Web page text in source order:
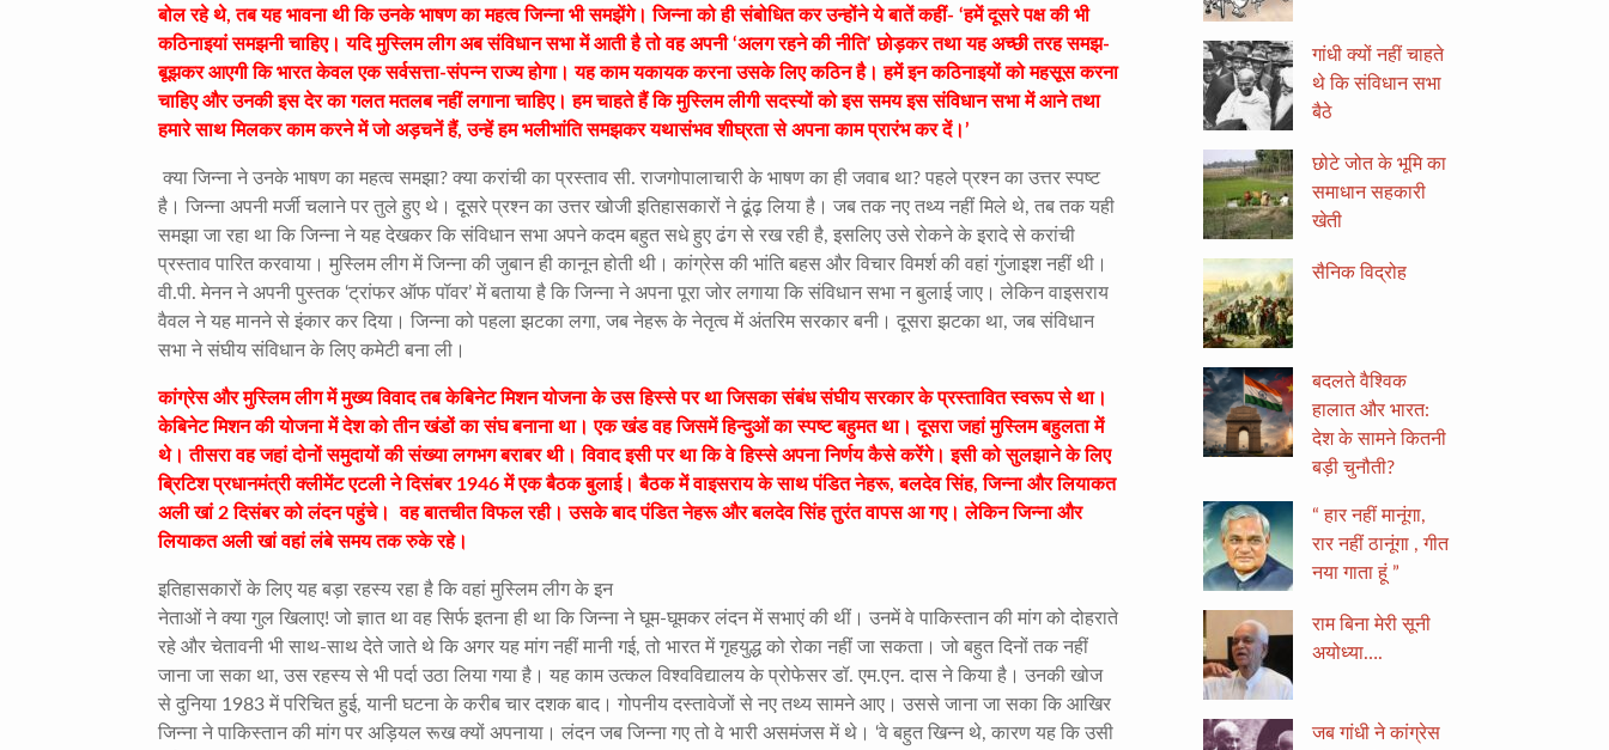
बोल रहे थे, तब यह भावना थी कि उनके भाषण का महत्व जिन्ना भी समझेंगे। जिन्ना को ही संबोधित कर उन्होंने ये बातें कहीं- ‘हमें दूसरे पक्ष की भी
कठिनाइयां समझनी चाहिए। यदि मुस्लिम लीग अब संविधान सभा में आती है तो वह अपनी ‘अलग रहने की नीति’ छोड़कर तथा यह अच्छी तरह समझ-
बूझकर आएगी कि भारत केवल एक सर्वसत्ता-संपन्न राज्य होगा। यह काम यकायक करना उसके लिए कठिन है। हमें इन कठिनाइयों को महसूस करना
चाहिए और उनकी इस देर का गलत मतलब नहीं लगाना चाहिए। हम चाहते हैं कि मुस्लिम लीगी सदस्यों को इस समय इस संविधान सभा में आने तथा
हमारे साथ मिलकर काम करने में जो अड़चनें हैं, उन्हें हम भलीभांति समझकर यथासंभव शीघ्रता से अपना काम प्रारंभ कर दें।’
क्या जिन्ना ने उनके भाषण का महत्व समझा? क्या करांची का प्रस्ताव सी. राजगोपालाचारी के भाषण का ही जवाब था? पहले प्रश्न का उत्तर स्पष्ट
है। जिन्ना अपनी मर्जी चलाने पर तुले हुए थे। दूसरे प्रश्न का उत्तर खोजी इतिहासकारों ने ढूंढ़ लिया है। जब तक नए तथ्य नहीं मिले थे, तब तक यही
समझा जा रहा था कि जिन्ना ने यह देखकर कि संविधान सभा अपने कदम बहुत सधे हुए ढंग से रख रही है, इसलिए उसे रोकने के इरादे से करांची
प्रस्ताव पारित करवाया। मुस्लिम लीग में जिन्ना की जुबान ही कानून होती थी। कांग्रेस की भांति बहस और विचार विमर्श की वहां गुंजाइश नहीं थी।
वी.पी. मेनन ने अपनी पुस्तक ‘ट्रांफर ऑफ पॉवर’ में बताया है कि जिन्ना ने अपना पूरा जोर लगाया कि संविधान सभा न बुलाई जाए। लेकिन वाइसराय
वैवल ने यह मानने से इंकार कर दिया। जिन्ना को पहला झटका लगा, जब नेहरू के नेतृत्व में अंतरिम सरकार बनी। दूसरा झटका था, जब संविधान
सभा ने संघीय संविधान के लिए कमेटी बना ली।
कांग्रेस और मुस्लिम लीग में मुख्य विवाद तब केबिनेट मिशन योजना के उस हिस्से पर था जिसका संबंध संघीय सरकार के प्रस्तावित स्वरूप से था।
केबिनेट मिशन की योजना में देश को तीन खंडों का संघ बनाना था। एक खंड वह जिसमें हिन्दुओं का स्पष्ट बहुमत था। दूसरा जहां मुस्लिम बहुलता में
थे। तीसरा वह जहां दोनों समुदायों की संख्या लगभग बराबर थी। विवाद इसी पर था कि वे हिस्से अपना निर्णय कैसे करेंगे। इसी को सुलझाने के लिए
ब्रिटिश प्रधानमंत्री क्लीमेंट एटली ने दिसंबर 1946 में एक बैठक बुलाई। बैठक में वाइसराय के साथ पंडित नेहरू, बलदेव सिंह, जिन्ना और लियाकत
अली खां 2 दिसंबर को लंदन पहुंचे। वह बातचीत विफल रही। उसके बाद पंडित नेहरू और बलदेव सिंह तुरंत वापस आ गए। लेकिन जिन्ना और
लियाकत अली खां वहां लंबे समय तक रुके रहे।
इतिहासकारों के लिए यह बड़ा रहस्य रहा है कि वहां मुस्लिम लीग के इन
नेताओं ने क्या गुल खिलाए! जो ज्ञात था वह सिर्फ इतना ही था कि जिन्ना ने घूम-घूमकर लंदन में सभाएं की थीं। उनमें वे पाकिस्तान की मांग को दोहराते
रहे और चेतावनी भी साथ-साथ देते जाते थे कि अगर यह मांग नहीं मानी गई, तो भारत में गृहयुद्ध को रोका नहीं जा सकता। जो बहुत दिनों तक नहीं
जाना जा सका था, उस रहस्य से भी पर्दा उठा लिया गया है। यह काम उत्कल विश्वविद्यालय के प्रोफेसर डॉ. एम.एन. दास ने किया है। उनकी खोज
से दुनिया 1983 में परिचित हुई, यानी घटना के करीब चार दशक बाद। गोपनीय दस्तावेजों से नए तथ्य सामने आए। उससे जाना जा सका कि आखिर
जिन्ना ने पाकिस्तान की मांग पर अड़ियल रूख क्यों अपनाया। लंदन जब जिन्ना गए तो वे भारी असमंजस में थे। ‘वे बहुत खिन्न थे, कारण यह कि उसी
गांधी क्यों नहीं चाहते
थे कि संविधान सभा
बैठे
छोटे जोत के भूमि का
समाधान सहकारी
खेती
सैनिक विद्रोह
बदलते वैश्विक
हालात और भारत:
देश के सामने कितनी
बड़ी चुनौती?
“ हार नहीं मानूंगा,
रार नहीं ठानूंगा , गीत
नया गाता हूं ”
राम बिना मेरी सूनी
अयोध्या….
जब गांधी ने कांग्रेस